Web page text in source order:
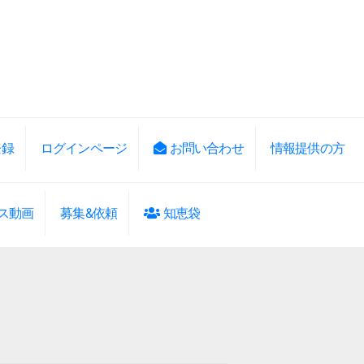
ログインページ お問い合わせ 情報提供の方
動画 募集&依頼 知恵袋